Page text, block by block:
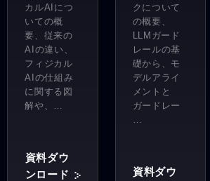
カルAI」
カルAIにつ
いての概
要、従来の
AIの違い、
フィジカル
AIの仕組み
に関する図
解や、…
資料ダウ
ンロード
ガード
レール」
クについて
の概要、
LLMガード
レールの基
礎から、モ
デルアライ
メントと
ガードレー
資料ダウ